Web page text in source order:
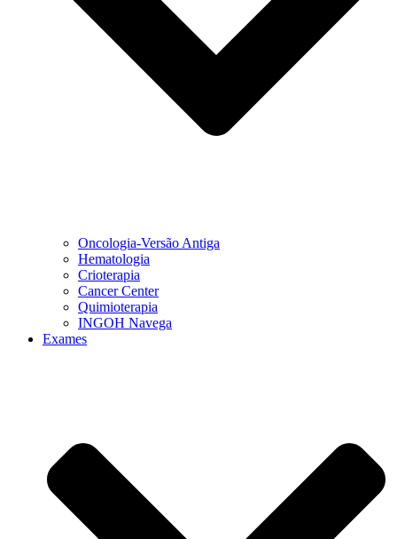
Oncologia-Versão Antiga
Hematologia
Crioterapia
Cancer Center
Quimioterapia
INGOH Navega
Exames